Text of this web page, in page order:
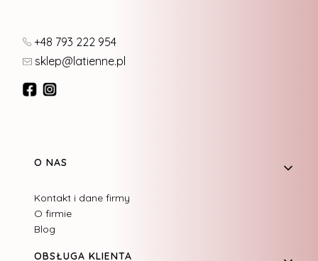
+48 793 222 954
sklep@latienne.pl
Linki w stopce
O NAS
Kontakt i dane firmy
O firmie
Blog
OBSŁUGA KLIENTA